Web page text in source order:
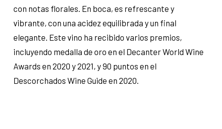
con notas florales. En boca, es refrescante y
vibrante, con una acidez equilibrada y un final
elegante. Este vino ha recibido varios premios,
incluyendo medalla de oro en el Decanter World Wine
Awards en 2020 y 2021, y 90 puntos en el
Descorchados Wine Guide en 2020.